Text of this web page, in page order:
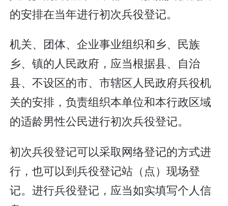
的安排在当年进行初次兵役登记。
机关、团体、企业事业组织和乡、民族
乡、镇的人民政府，应当根据县、自治
县、不设区的市、市辖区人民政府兵役机
关的安排，负责组织本单位和本行政区域
的适龄男性公民进行初次兵役登记。
初次兵役登记可以采取网络登记的方式进
行，也可以到兵役登记站（点）现场登
记。进行兵役登记，应当如实填写个人信